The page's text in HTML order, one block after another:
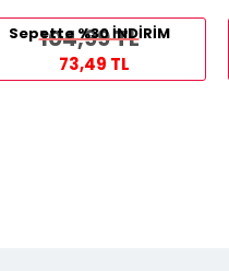
104,99 TL
Sepette %30 İNDİRİM
73,49 TL